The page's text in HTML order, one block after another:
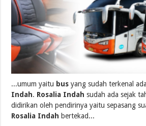
...umum yaitu bus yang sudah terkenal
Indah. Rosalia Indah sudah ada sejak
didirikan oleh pendirinya yaitu sepasang
Rosalia Indah bertekad...